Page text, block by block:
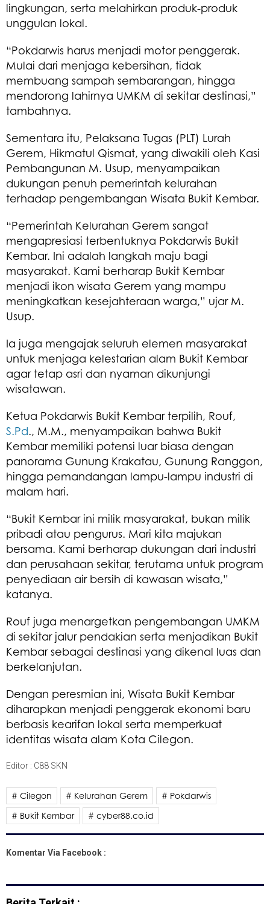
lingkungan, serta melahirkan produk-produk
unggulan lokal.
“Pokdarwis harus menjadi motor penggerak.
Mulai dari menjaga kebersihan, tidak
membuang sampah sembarangan, hingga
mendorong lahirnya UMKM di sekitar destinasi,”
tambahnya.
Sementara itu, Pelaksana Tugas (PLT) Lurah
Gerem, Hikmatul Qismat, yang diwakili oleh Kasi
Pembangunan M. Usup, menyampaikan
dukungan penuh pemerintah kelurahan
terhadap pengembangan Wisata Bukit Kembar.
“Pemerintah Kelurahan Gerem sangat
mengapresiasi terbentuknya Pokdarwis Bukit
Kembar. Ini adalah langkah maju bagi
masyarakat. Kami berharap Bukit Kembar
menjadi ikon wisata Gerem yang mampu
meningkatkan kesejahteraan warga,” ujar M.
Usup.
Ia juga mengajak seluruh elemen masyarakat
untuk menjaga kelestarian alam Bukit Kembar
agar tetap asri dan nyaman dikunjungi
wisatawan.
Ketua Pokdarwis Bukit Kembar terpilih, Rouf,
S.Pd., M.M., menyampaikan bahwa Bukit
Kembar memiliki potensi luar biasa dengan
panorama Gunung Krakatau, Gunung Ranggon,
hingga pemandangan lampu-lampu industri di
malam hari.
“Bukit Kembar ini milik masyarakat, bukan milik
pribadi atau pengurus. Mari kita majukan
bersama. Kami berharap dukungan dari industri
dan perusahaan sekitar, terutama untuk program
penyediaan air bersih di kawasan wisata,”
katanya.
Rouf juga menargetkan pengembangan UMKM
di sekitar jalur pendakian serta menjadikan Bukit
Kembar sebagai destinasi yang dikenal luas dan
berkelanjutan.
Dengan peresmian ini, Wisata Bukit Kembar
diharapkan menjadi penggerak ekonomi baru
berbasis kearifan lokal serta memperkuat
identitas wisata alam Kota Cilegon.
Editor : C88 SKN
# Cilegon # Kelurahan Gerem
# Pokdarwis
# Bukit Kembar
# cyber88.co.id
Komentar Via Facebook :